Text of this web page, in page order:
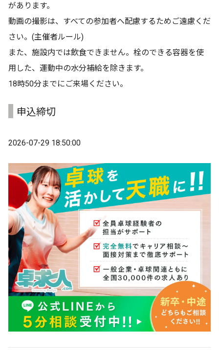
があります。
動画の撮影は、すべての参加者へ配慮するためご遠慮くだ
さい。(主催者ルール)
また、施設内では飲食できません。栓のできる容器を使
用した、運動中の水分補給を除きます。
18時50分までにご来場ください。
申込締切
2026-07-29 18:50:00